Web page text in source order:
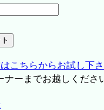
こちらからお試し下
ーまでお越しくださ